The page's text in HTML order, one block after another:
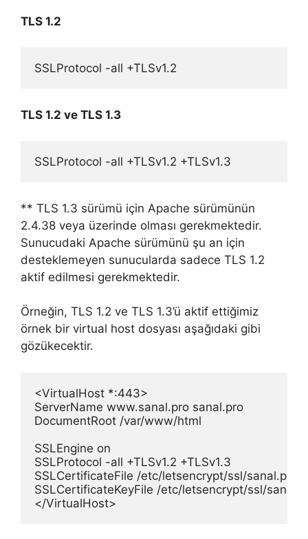
TLS 1.2
SSLProtocol -all +TLSv1.2
TLS 1.2 ve TLS 1.3
SSLProtocol -all +TLSv1.2 +TLSv1.3
** TLS 1.3 sürümü için Apache sürümünün
2.4.38 veya üzerinde olması gerekmektedir.
Sunucudaki Apache sürümünü şu an için
desteklemeyen sunucularda sadece TLS 1.2
aktif edilmesi gerekmektedir.
Örneğin, TLS 1.2 ve TLS 1.3’ü aktif ettiğimiz
örnek bir virtual host dosyası aşağıdaki gibi
gözükecektir.
<VirtualHost *:443>
ServerName www.sanal.pro sanal.pro
DocumentRoot /var/www/html
SSLEngine on
SSLProtocol -all +TLSv1.2 +TLSv1.3
SSLCertificateFile /etc/letsencrypt/ssl/sanal.pro/
SSLCertificateKeyFile /etc/letsencrypt/ssl/
</VirtualHost>